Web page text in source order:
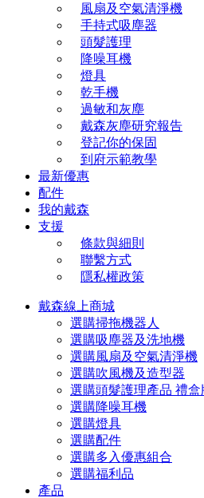
風扇及空氣清淨機
手持式吸塵器
頭髮護理
降噪耳機
燈具
乾手機
過敏和灰塵
戴森灰塵研究報告
登記你的保固
到府示範教學
最新優惠
配件
我的戴森
支援
條款與細則
聯繫方式
隱私權政策
戴森線上商城
選購掃拖機器人
選購吸塵器及洗地機
選購風扇及空氣清淨機
選購吹風機及造型器
選購頭髮護理產品 禮盒
選購降噪耳機
選購燈具
選購配件
選購多入優惠組合
選購福利品
產品